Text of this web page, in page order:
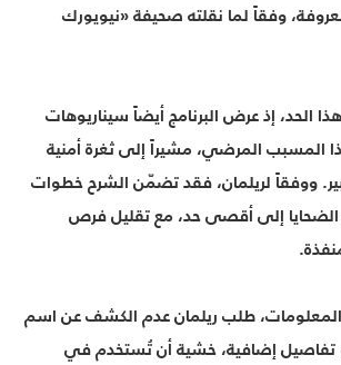
وفقاً لما نقلته صحيفة «نيويورك
الحد، إذ عرض البرنامج أيضاً سيناريوهات
المسبب المرضي، مشيراً إلى ثغرة أمنية
ووفقاً لريلمان، فقد تضمّن الشرح خطوات
الضحايا إلى أقصى حد، مع تقليل فرص
طلب ريلمان عدم الكشف عن اسم
إضافية، خشية أن تُستخدم في